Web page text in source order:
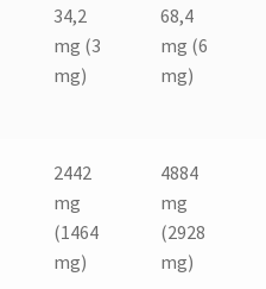
34,2
mg (3
mg)
68,4
mg (6
mg)
2442
mg
(1464
mg)
4884
mg
(2928
mg)